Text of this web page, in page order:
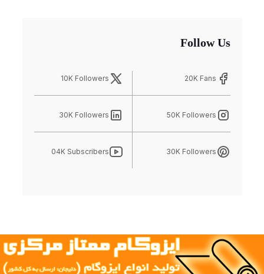
Follow Us
20K Fans
10K Followers
50K Followers
30K Followers
30K Followers
04K Subscribers